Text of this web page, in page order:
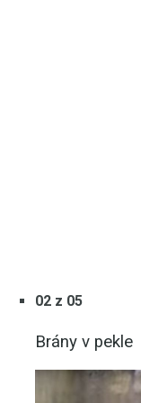
02 z 05
Brány v pekle